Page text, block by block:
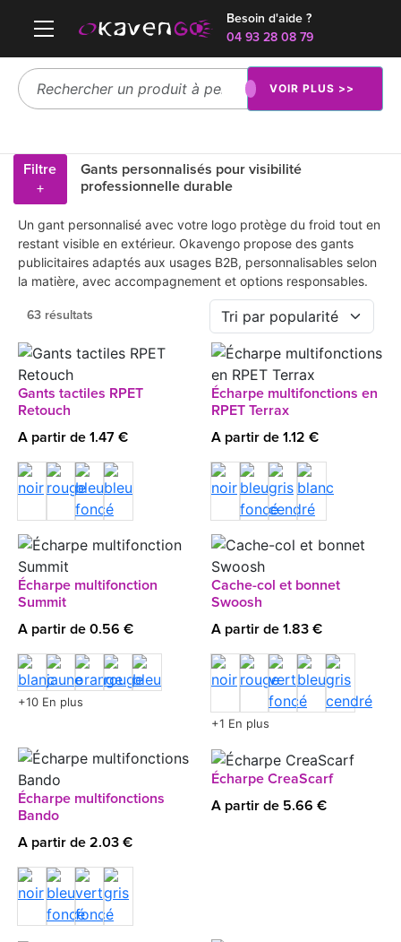
Besoin d'aide ?
04 93 28 08 79
VOIR PLUS >>
Filtre
+
Gants personnalisés pour visibilité
professionnelle durable
Un gant personnalisé avec votre logo protège du froid tout en
restant visible en extérieur. Okavengo propose des gants
publicitaires adaptés aux usages B2B, personnalisables selon
la matière, avec accompagnement et options responsables.
63 résultats
Gants tactiles RPET
Retouch
A partir de 1.47 €
Écharpe multifonctions en
RPET Terrax
A partir de 1.12 €
Écharpe multifonction
Summit
A partir de 0.56 €
+10 En plus
Cache-col et bonnet
Swoosh
A partir de 1.83 €
+1 En plus
Écharpe multifonctions
Bando
A partir de 2.03 €
Écharpe CreaScarf
A partir de 5.66 €